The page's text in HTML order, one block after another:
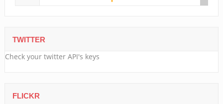
TWITTER
Check your twitter API's keys
FLICKR